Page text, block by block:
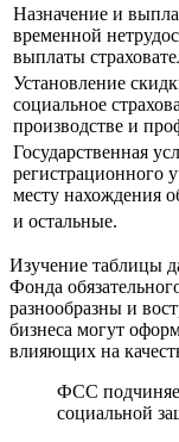
Назначение и
временной
выплаты
Установление
социальное
производстве и
Государственная
регистрационного
месту нахождения
и остальные.
Изучение таблицы
Фонда
разнообразны и
бизнеса могут
влияющих на
ФСС
социальной